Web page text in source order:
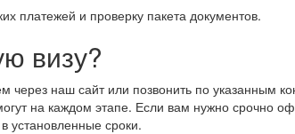
платежей и проверку пакета документов.
визу?
наш сайт или позвонить по указанным
на каждом этапе. Если вам нужно срочно
установленные сроки.